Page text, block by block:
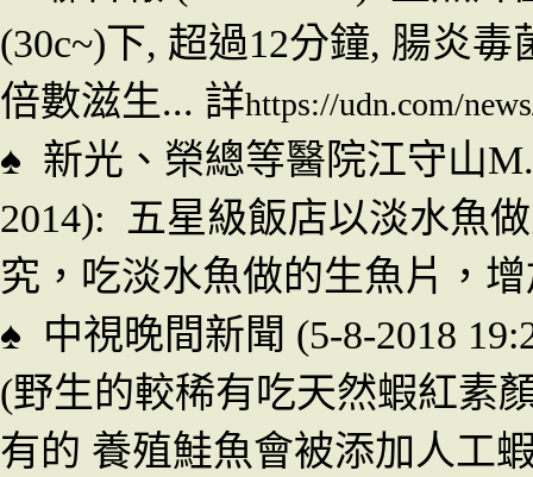
(30c~)下, 超過12分鐘, 腸炎毒
倍數滋生... 詳https://udn.com/
♠ 新光、榮總等醫院江守山
2014): 五星級飯店以淡水魚
究 ， 吃淡水魚做的生魚片 ，
♠ 中視晚間新聞 (5-8-2018
(野生的較稀有吃天然蝦紅素
有的 養殖鮭魚會被添加人工